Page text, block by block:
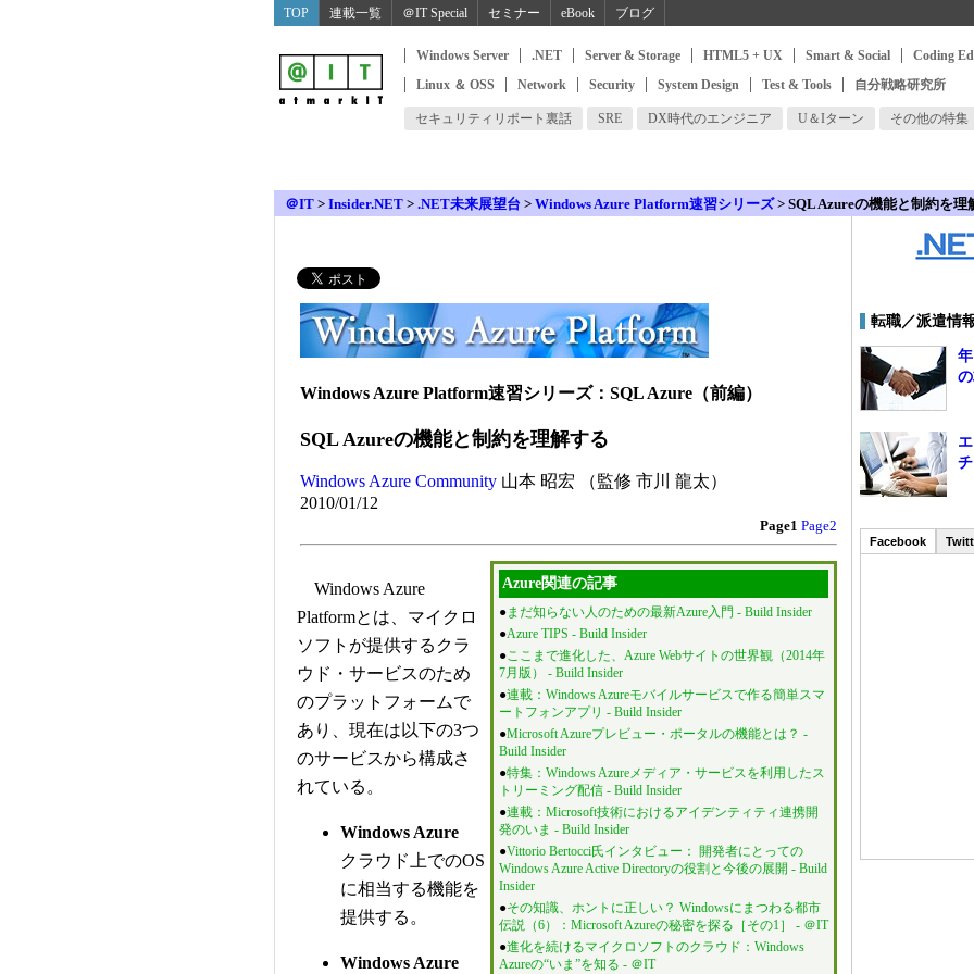
TOP 連載一覧 ＠IT Special セミナー eBook ブログ
Windows Server .NET Server & Storage HTML5 + UX Smart & Social
Coding
Linux ＆ OSS
Network Security System Design Test & Tools 自分戦略研究所
セキュリティリポート裏話 SRE DX時代のエンジニア U＆Iターン その他の特集
＠IT > Insider.NET > .NET未来展望台 > Windows Azure Platform速習シリーズ> SQL Azureの機能と制約を理
Windows Azure Platform速習シリーズ：SQL Azure（前編）
SQL Azureの機能と制約を理解する
Windows Azure Community 山本 昭宏 （監修 市川 龍太）
2010/01/12
Page1 Page2
Azure関連の記事
●まだ知らない人のための最新Azure入門 - Build Insider
●Azure TIPS - Build Insider
●ここまで進化した、Azure Webサイトの世界観（2014年
7月版） - Build Insider
●連載：Windows Azureモバイルサービスで作る簡単スマ
ートフォンアプリ - Build Insider
●Microsoft Azureプレビュー・ポータルの機能とは？ -
Build Insider
●特集：Windows Azureメディア・サービスを利用したス
トリーミング配信 - Build Insider
●連載：Microsoft技術におけるアイデンティティ連携開
発のいま - Build Insider
●Vittorio Bertocci氏インタビュー： 開発者にとっての
Windows Azure Active Directoryの役割と今後の展開 - Build
Insider
●その知識、ホントに正しい？ Windowsにまつわる都市
伝説（6）：Microsoft Azureの秘密を探る［その1］ - ＠IT
●進化を続けるマイクロソフトのクラウド：Windows
Azureの“いま”を知る - ＠IT
Windows Azure
Platformとは、マイクロ
ソフトが提供するクラ
ウド・サービスのため
のプラットフォームで
あり、現在は以下の3つ
のサービスから構成さ
れている。
Windows Azure
クラウド上でのOS
に相当する機能を
提供する。
Windows Azure
転職／派遣情
Facebook